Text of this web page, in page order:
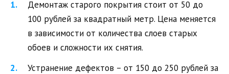
Демонтаж старого покрытия стоит от 50 до
100 рублей за квадратный метр. Цена меняется
в зависимости от количества слоев старых
обоев и сложности их снятия.
Устранение дефектов – от 150 до 250 рублей за